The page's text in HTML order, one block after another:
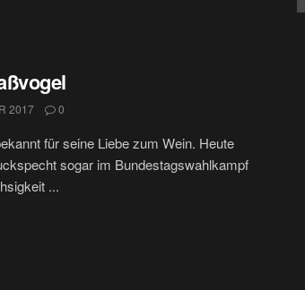
2017 0
für seine Liebe zum Wein. Heute
sogar im Bundestagswahlkampf
...